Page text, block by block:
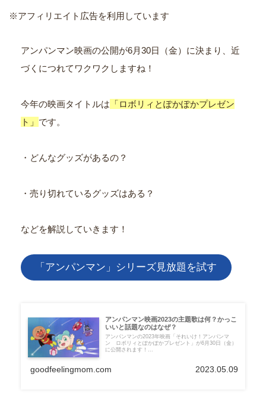
※アフィリエイト広告を利用しています
アンパンマン映画の公開が6月30日（金）に決まり、近
づくにつれてワクワクしますね！
今年の映画タイトルは 「ロボリィとぽかぽかプレゼン
ト」 です。
・どんなグッズがあるの？
・売り切れているグッズはある？
などを解説していきます！
「アンパンマン」シリーズ見放題を試す
アンパンマン映画2023の主題歌は何？かっこ
いいと話題なのはなぜ？
アンパンマンの2023年映画「それいけ！アンパンマ
ン ロボリィとぽかぽかプレゼント」が6月30日（金）
に公開されます！...
goodfeelingmom.com 2023.05.09